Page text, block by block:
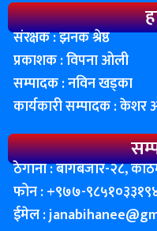
संरक्षक : झनक श्रेष्ठ
प्रकाशक : विपना ओली
सम्पादक : नविन खड्का
कार्यकारी सम्पादक : केशर
ठेगाना : बागबजार-२८,
फोन : ‌+९७७-
ईमेल :